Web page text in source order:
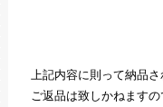
上記内容に則って納品
ご返品は致しかねます